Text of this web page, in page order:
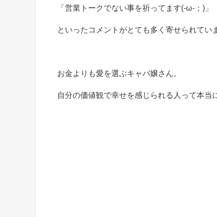
「営業トークでない事を祈ってます(-ω-；)」
といったコメントがとても多く寄せられてい
お金よりも愛を選ぶキャバ嬢さん。
自分の価値観で幸せを感じられる人って本当